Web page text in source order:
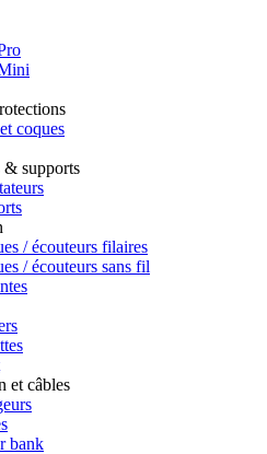
coques
& supports
/ écouteurs filaires
/ écouteurs sans fil
et câbles
bank